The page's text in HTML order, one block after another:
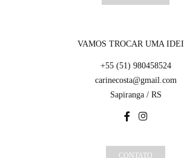
VAMOS TROCAR UMA
+55 (51) 980458524
carinecosta@gmail.com
Sapiranga / RS
CONTATO